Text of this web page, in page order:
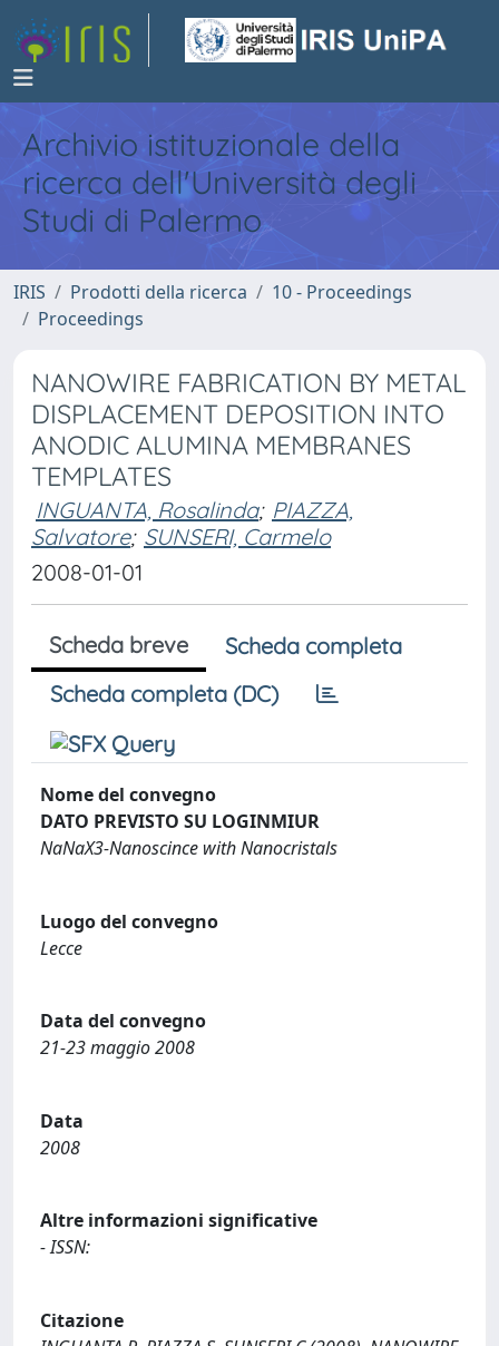
Archivio istituzionale della
ricerca dell'Università degli
Studi di Palermo
IRIS Prodotti della ricerca
10 - Proceedings
Proceedings
NANOWIRE FABRICATION BY METAL
DISPLACEMENT DEPOSITION INTO
ANODIC ALUMINA MEMBRANES
TEMPLATES
INGUANTA, Rosalinda; PIAZZA,
Salvatore; SUNSERI, Carmelo
2008-01-01
Scheda breve
Scheda completa
Scheda completa (DC)
Nome del convegno
DATO PREVISTO SU LOGINMIUR
NaNaX3-Nanoscince with Nanocristals
Luogo del convegno
Lecce
Data del convegno
21-23 maggio 2008
Data
2008
Altre informazioni significative
- ISSN:
Citazione